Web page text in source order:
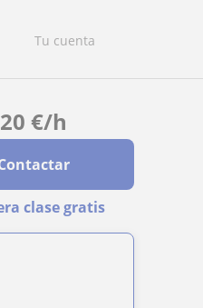
Tu cuenta
20 €/h
clase gratis